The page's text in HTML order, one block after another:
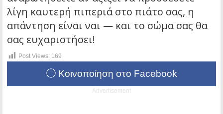
λίγη καυτερή πιπεριά στο πιάτο σας, η
απάντηση είναι ναι — και το σώμα σας θα
σας ευχαριστήσει!
Post Views: 169
Κοινοποίηση στο Facebook
Advertisement